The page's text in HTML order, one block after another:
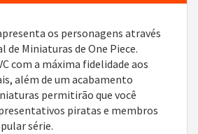
os personagens através
de Miniaturas de One Piece.
com a máxima fidelidade aos
além de um acabamento
permitirão que você
piratas e membros
série.